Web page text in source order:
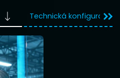
Technická konfigurace